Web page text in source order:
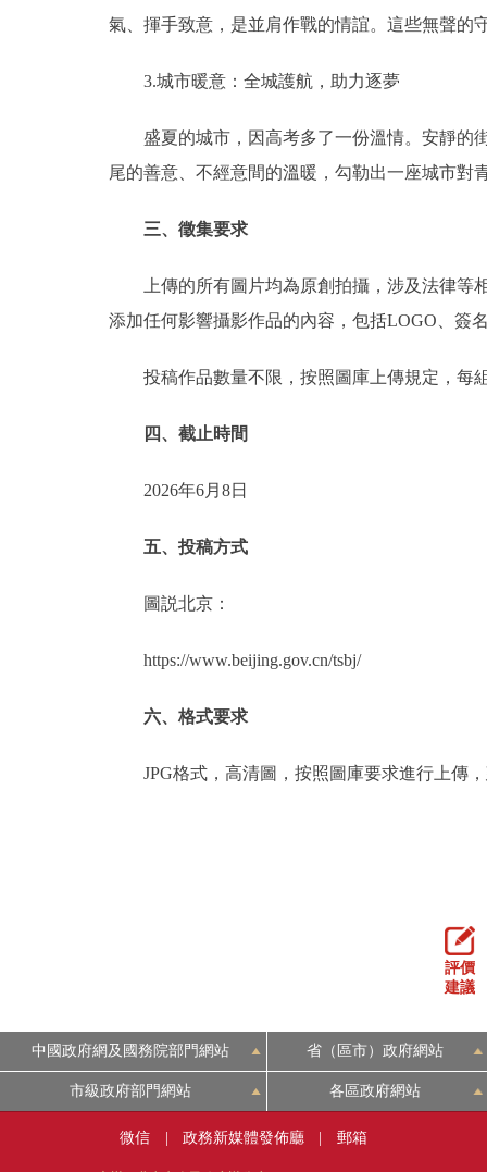
氣、揮手致意，是並肩作戰的情誼。這些無聲的
3.城市暖意：全城護航，助力逐夢
盛夏的城市，因高考多了一份溫情。安靜的街
尾的善意、不經意間的溫暖，勾勒出一座城市對
三、徵集要求
上傳的所有圖片均為原創拍攝，涉及法律等相
添加任何影響攝影作品的內容，包括LOGO、簽
投稿作品數量不限，按照圖庫上傳規定，每
四、截止時間
2026年6月8日
五、投稿方式
圖説北京：
https://www.beijing.gov.cn/tsbj/
六、格式要求
JPG格式，高清圖，按照圖庫要求進行上傳，
評價
建議
中國政府網及國務院部門網站 省（區市）政府網站
市級政府部門網站 各區政府網站
微信 政務新媒體發佈廳 郵箱